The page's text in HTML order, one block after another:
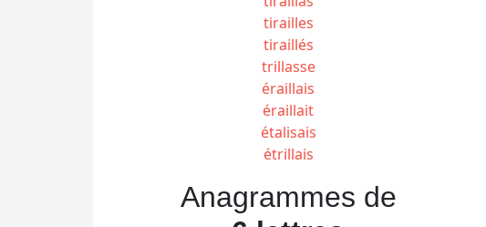
tirailles
tiraillés
trillasse
éraillais
éraillait
étalisais
étrillais
Anagrammes de